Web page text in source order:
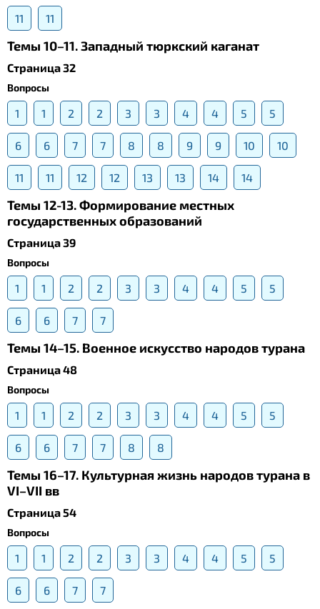
11 11
Темы 10–11. Западный тюркский каганат
Страница 32
Вопросы
1 1 2 2 3 3 4 4 5 5
6 6 7 7 8 8 9 9 10 10
11 11 12 12 13 13 14 14
Темы 12-13. Формирование местных
государственных образований
Страница 39
Вопросы
1 1 2 2 3 3 4 4 5 5
6 6 7 7
Темы 14–15. Военное искусство народов турана
Страница 48
Вопросы
1 1 2 2 3 3 4 4 5 5
6 6 7 7 8 8
Темы 16–17. Культурная жизнь народов турана в
VI–VII вв
Страница 54
Вопросы
1 1 2 2 3 3 4 4 5 5
6 6 7 7